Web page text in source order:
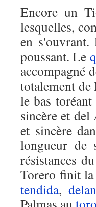
Encore un
lesquelles,
en
poussant. Le
accompagné
totalement
le bas
sincère et del
et sincère
longueur de
résistances du
Torero finit
tendida,